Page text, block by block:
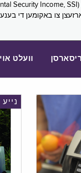
צו באקומען די
ריסארסן וועלט